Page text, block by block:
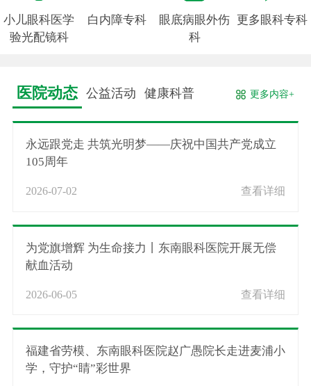
小儿眼科医学
验光配镜科
白内障专科
眼底病眼外伤
科
更多眼科专科
医院动态 公益活动 健康科普 更多内容+
永远跟党走 共筑光明梦——庆祝中国共产党成立
105周年
2026-07-02 查看详细
为党旗增辉 为生命接力丨东南眼科医院开展无偿
献血活动
2026-06-05 查看详细
福建省劳模、东南眼科医院赵广愚院长走进麦浦小
学，守护“睛”彩世界